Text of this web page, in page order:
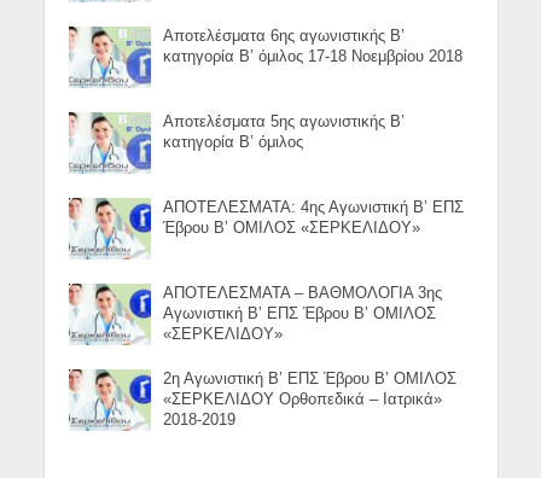
Αποτελέσματα 6ης αγωνιστικής Β’
κατηγορία Β’ όμιλος 17-18 Νοεμβρίου 2018
Αποτελέσματα 5ης αγωνιστικής Β’
κατηγορία Β’ όμιλος
ΑΠΟΤΕΛΕΣΜΑΤΑ: 4ης Αγωνιστική Β’ ΕΠΣ
Έβρου Β’ ΟΜΙΛΟΣ «ΣΕΡΚΕΛΙΔΟΥ»
ΑΠΟΤΕΛΕΣΜΑΤΑ – ΒΑΘΜΟΛΟΓΙΑ 3ης
Αγωνιστική Β’ ΕΠΣ Έβρου Β’ ΟΜΙΛΟΣ
«ΣΕΡΚΕΛΙΔΟΥ»
2η Αγωνιστική Β’ ΕΠΣ Έβρου Β’ ΟΜΙΛΟΣ
«ΣΕΡΚΕΛΙΔΟΥ Ορθοπεδικά – Ιατρικά»
2018-2019